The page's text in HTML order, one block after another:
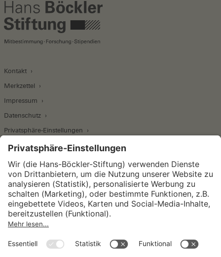
Kontakt
Merkzettel
Impressum
Datenschutz
Privatsphäre-Einstellungen
Wirtschafts- und Sozialwissenschaftliches Institut
Institut für Makroökonomie und
Konjunkturforschung